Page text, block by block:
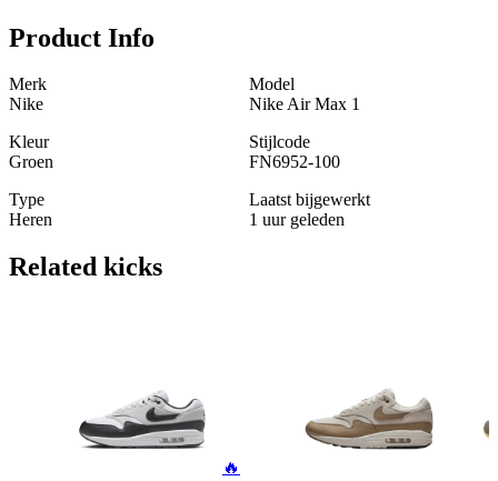
Product Info
Merk
Nike
Model
Nike Air Max 1
Kleur
Groen
Stijlcode
FN6952-100
Type
Heren
Laatst bijgewerkt
1 uur geleden
Related kicks
🔥